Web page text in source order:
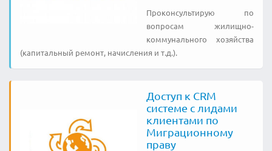
Проконсультирую по
вопросам жилищно-
коммунального хозяйства
(капитальный ремонт, начисления и т.д.).
Доступ к CRM
системе с лидами
клиентами по
Миграционному
праву